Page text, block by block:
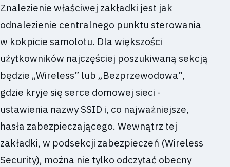
Znalezienie właściwej zakładki jest jak
odnalezienie centralnego punktu sterowania
w kokpicie samolotu. Dla większości
użytkowników najczęściej poszukiwaną sekcją
będzie „Wireless” lub „Bezprzewodowa”,
gdzie kryje się serce domowej sieci -
ustawienia nazwy SSID i, co najważniejsze,
hasła zabezpieczającego. Wewnątrz tej
zakładki, w podsekcji zabezpieczeń (Wireless
Security), można nie tylko odczytać obecny